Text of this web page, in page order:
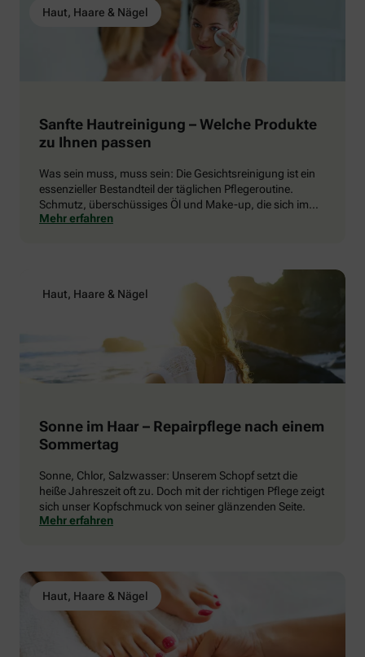
Haut, Haare & Nägel
Sanfte Hautreinigung – Welche Produkte
zu Ihnen passen
Was sein muss, muss sein: Die Gesichtsreinigung ist ein
essenzieller Bestandteil der täglichen Pflegeroutine.
Schmutz, überschüssiges Öl und Make-up, die sich im
Laufe des Tages ansammeln, müssen runter. Gehen Sie
Mehr erfahren
Haut, Haare & Nägel
Sonne im Haar – Repairpflege nach einem
Sommertag
Sonne, Chlor, Salzwasser: Unserem Schopf setzt die
heiße Jahreszeit oft zu. Doch mit der richtigen Pflege zeigt
sich unser Kopfschmuck von seiner glänzenden Seite.
Mehr erfahren
Haut, Haare & Nägel